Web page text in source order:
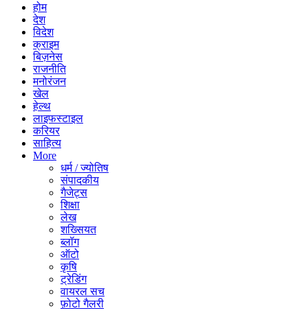
होम
देश
विदेश
क्राइम
बिज़नेस
राजनीति
मनोरंजन
खेल
हेल्थ
लाइफस्टाइल
करियर
साहित्य
More
धर्म / ज्योतिष
संपादकीय
गैजेट्स
शिक्षा
लेख
शख्सियत
ब्लॉग
ऑटो
कृषि
ट्रेडिंग
वायरल सच
फ़ोटो गैलरी